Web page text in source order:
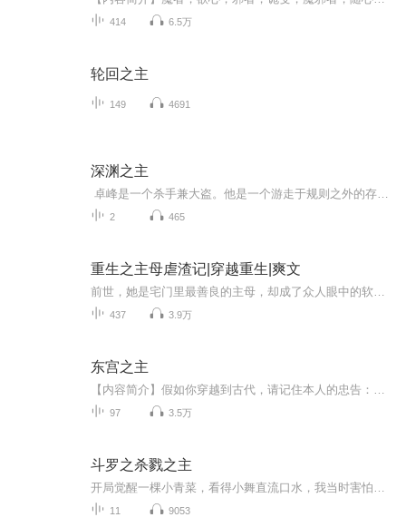
414 6.5万
轮回之主
149 4691
深渊之主
2 465
重生之主母虐渣记|穿越重生|爽文
437 3.9万
东宫之主
97 3.5万
斗罗之杀戮之主
11 9053